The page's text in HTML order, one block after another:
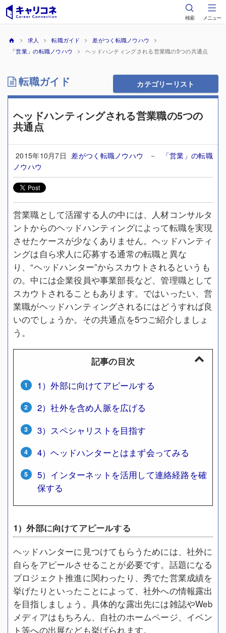
検索 メニュー
求人 転職ガイド
差がつく転職ノウハウ
「営業」の転職ノウハウ
ヘッドハンティングされる営業職の5つの共通点
転職ガイド カテゴリーリスト
ヘッドハンティングされる営業職の5つの
共通点
2015年10月7日 差がつく転職ノウハウ －
「営業」の転職
ノウハウ
営業職として活躍する人の中には、人材コンサルタ
ントからのヘッドハンティングによって転職を実現
させたケースが少なくありません。ヘッドハンティ
ングは自ら求人に応募する通常の転職と異な
り、“ヘッドハンター”からスカウトされるというも
の。中には企業役員や事業部長など、管理職として
スカウトされることもあります。ではいったい、営
業職がヘッドハンティングされるにはどうすれば良
いのでしょうか。その共通点を5つご紹介しましょ
う。
記事の目次
1）外部に向けてアピールする
2）社外を含め人脈を広げる
3）スペシャリストを目指す
4）ヘッドハンターとはまず会ってみる
5）インターネットを活用して連絡経路を確
保する
1）外部に向けてアピールする
ヘッドハンターに見つけてもらうためには、社外に
自らをアピールさせることが必要です。話題になる
プロジェクト推進に関わったり、秀でた営業成績を
挙げたりといったことによって、社外への情報露出
を目指しましょう。具体的な露出先には雑誌やWeb
メディアはもちろん、自社のホームページ、イベン
ト等への出展なども挙げられます。